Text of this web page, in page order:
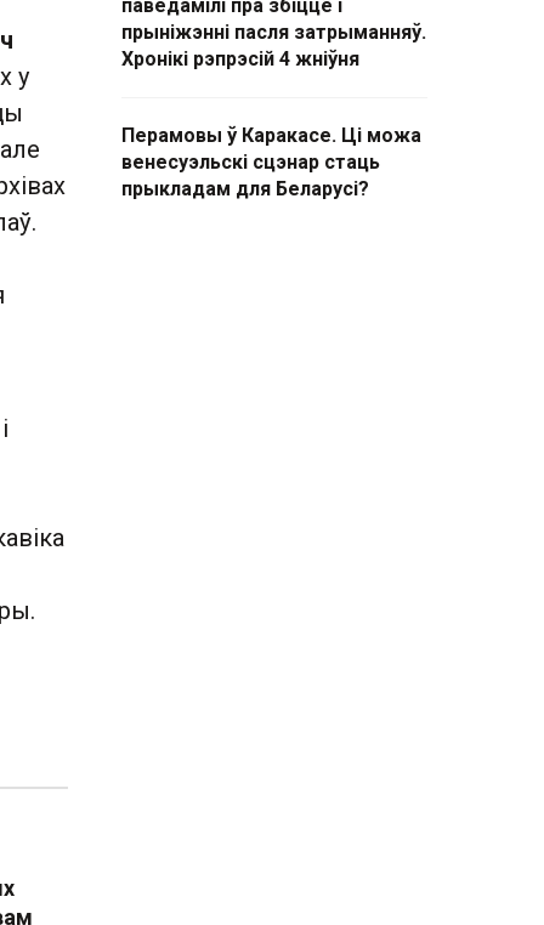
у
паведамілі пра збіццё і
прыніжэнні пасля затрыманняў.
Хронікі рэпрэсій 4 жніўня
Перамовы ў Каракасе. Ці можа
венесуэльскі сцэнар стаць
прыкладам для Беларусі?